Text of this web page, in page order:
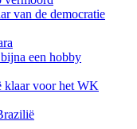
van de democratie
een hobby
voor het WK